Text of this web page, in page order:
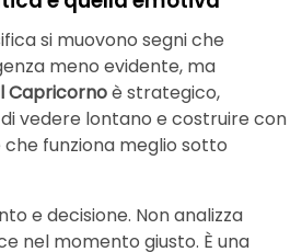
si muovono segni che
meno evidente, ma
Capricornoè strategico,
vedere lontano e costruire con
che funziona meglio sotto
e decisione. Non analizza
nel momento giusto. È una